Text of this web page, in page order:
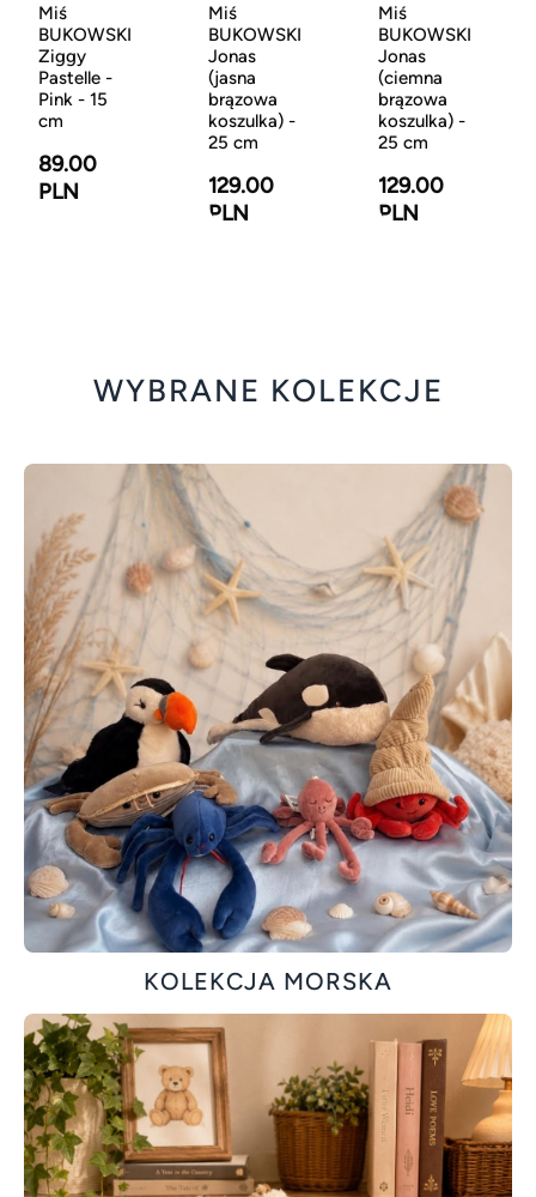
Miś
BUKOWSKI
Ziggy
Pastelle -
Pink - 15
cm
89.00
PLN
Miś
BUKOWSKI
Jonas
(jasna
brązowa
koszulka) -
25 cm
129.00
PLN
Miś
BUKOWSKI
Jonas
(ciemna
brązowa
koszulka) -
25 cm
129.00
PLN
WYBRANE KOLEKCJE
KOLEKCJA MORSKA